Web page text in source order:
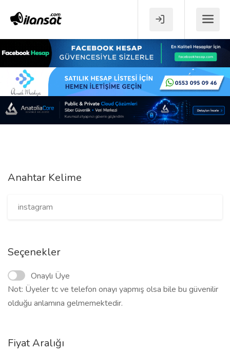
Anahtar Kelime
Seçenekler
Onaylı Üye
Not: Üyeler tc ve telefon onayı yapmış olsa bile bu güvenilir
olduğu anlamına gelmemektedir.
Fiyat Aralığı